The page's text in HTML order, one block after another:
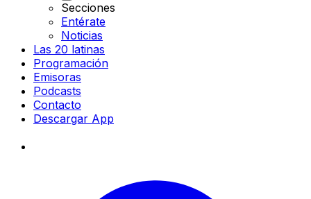
Secciones
Entérate
Noticias
Las 20 latinas
Programación
Emisoras
Podcasts
Contacto
Descargar App